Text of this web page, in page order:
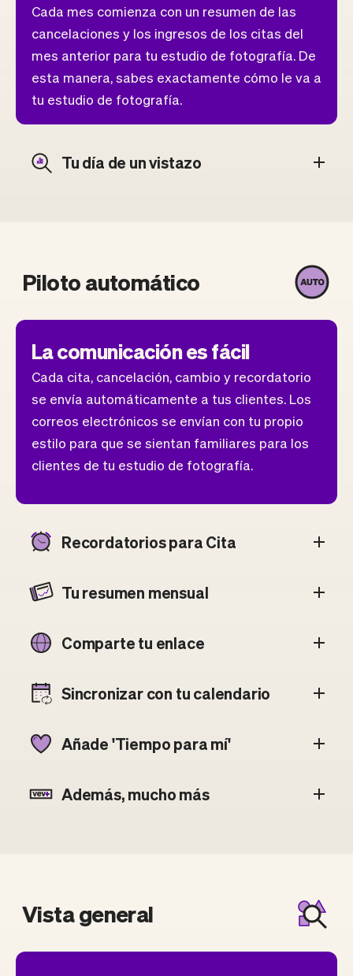
Cada mes comienza con un resumen de las
cancelaciones y los ingresos de los citas del
mes anterior para tu estudio de fotografía. De
esta manera, sabes exactamente cómo le va a
tu estudio de fotografía.
Tu día de un vistazo
Piloto automático
La comunicación es fácil
Cada cita, cancelación, cambio y recordatorio
se envía automáticamente a tus clientes. Los
correos electrónicos se envían con tu propio
estilo para que se sientan familiares para los
clientes de tu estudio de fotografía.
Recordatorios para Cita
Tu resumen mensual
Comparte tu enlace
Sincronizar con tu calendario
Añade 'Tiempo para mí'
Además, mucho más
Vista general